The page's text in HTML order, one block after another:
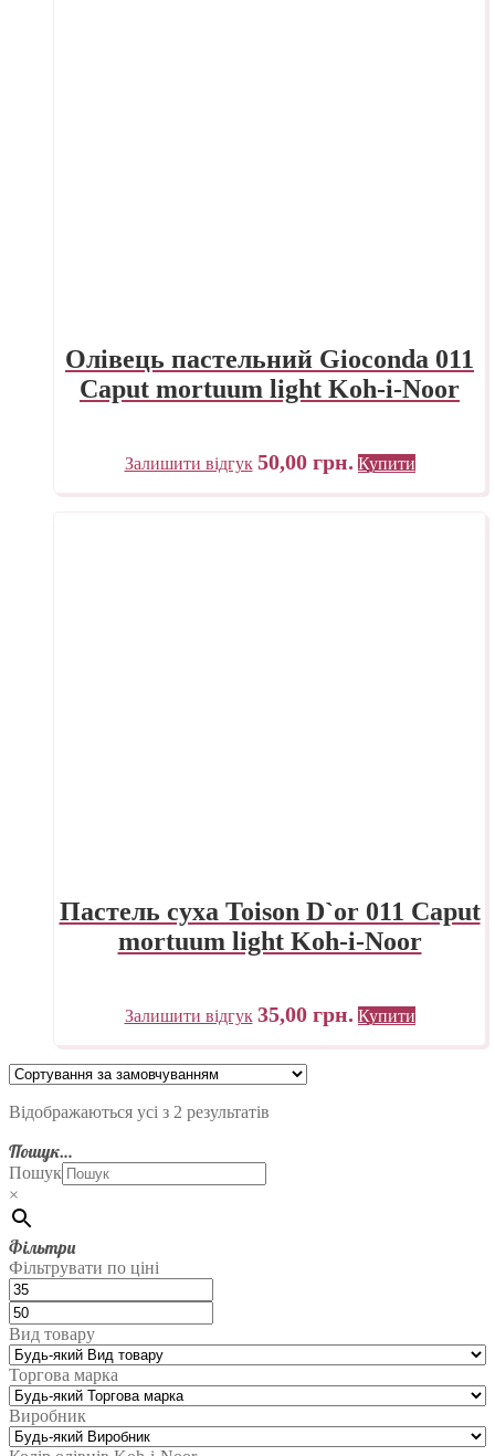
Олівець пастельний Gioconda 011
Caput mortuum light Koh-i-Noor
Залишити відгук 50,00 грн. Купити
Пастель суха Toison D`or 011 Caput
mortuum light Koh-i-Noor
Залишити відгук 35,00 грн. Купити
Відображаються усі з 2 результатів
Пошук…
Пошук
×
Фільтри
Фільтрувати по ціні
Вид товару
Торгова марка
Виробник